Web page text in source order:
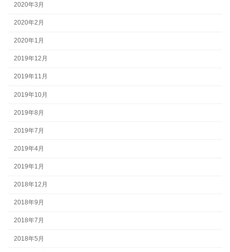
2020年3月
2020年2月
2020年1月
2019年12月
2019年11月
2019年10月
2019年8月
2019年7月
2019年4月
2019年1月
2018年12月
2018年9月
2018年7月
2018年5月